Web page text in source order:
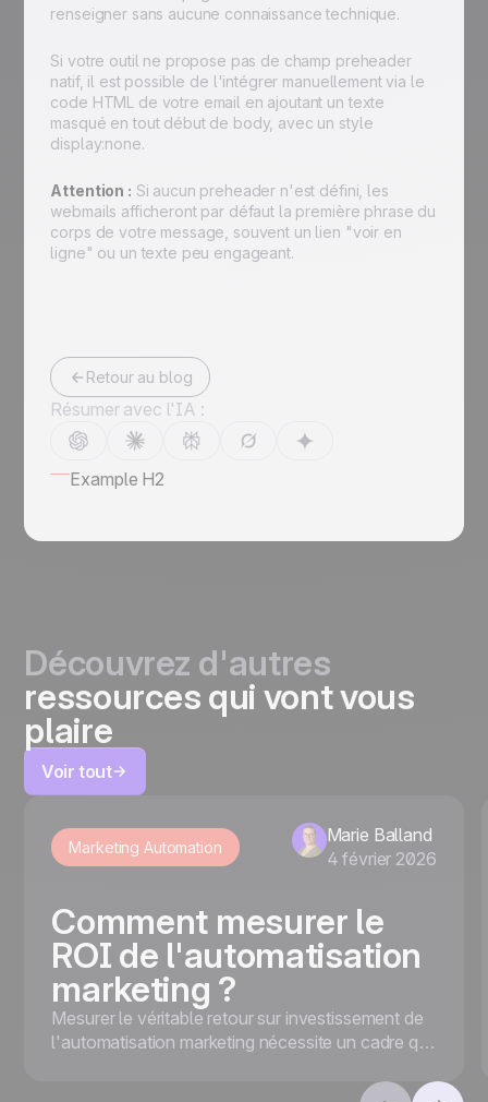
Retour au blog
Résumer avec l'IA :
Example H2
renseigner sans aucune connaissance technique.
Si votre outil ne propose pas de champ preheader
natif, il est possible de l'intégrer manuellement via le
code HTML de votre email en ajoutant un texte
masqué en tout début de body, avec un style
display:none.
Attention : Si aucun preheader n'est défini, les
webmails afficheront par défaut la première phrase du
corps de votre message, souvent un lien "voir en
ligne" ou un texte peu engageant.
Découvrez d'autres
ressources qui vont vous
plaire
Voir tout
Marketing Automation
Marie Balland
4 février 2026
Comment mesurer le
ROI de l'automatisation
marketing ?
Mesurer le véritable retour sur investissement de
l'automatisation marketing nécessite un cadre qui
suivez les KPI pour une valeur globale et un